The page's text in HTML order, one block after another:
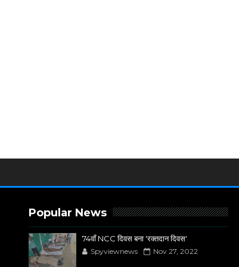
Popular News
74वाँ NCC दिवस बना 'रक्तदान दिवस'
Spyviewnews Nov 27, 2022